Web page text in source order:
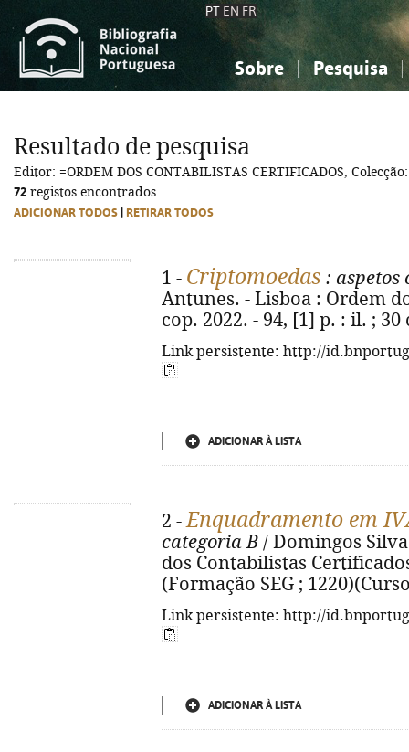
PT EN FR
Sobre Pesquisa
Ciências sociais...
Ciências sociais...
Resultado de pesquisa
Editor: =ORDEM DOS CONTABILISTAS CERTIFICADOS,
72 registos encontrados
ADICIONAR TODOS RETIRAR TODOS
1 - Criptomoedas : aspetos
Antunes. - Lisboa : Ordem
cop. 2022. - 94, [1] p. : il. ; 30
Link persistente: http://
ADICIONAR À LISTA
2 -Enquadramento em
categoria B / Domingos
dos Contabilistas
(Formação SEG ;
Link persistente: http://
ADICIONAR À LISTA